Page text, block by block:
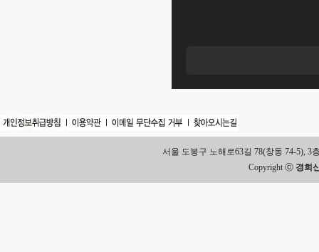
서울 도봉구 노해로63길 78(창동 74-5), 3
Copyright ⓒ 경희